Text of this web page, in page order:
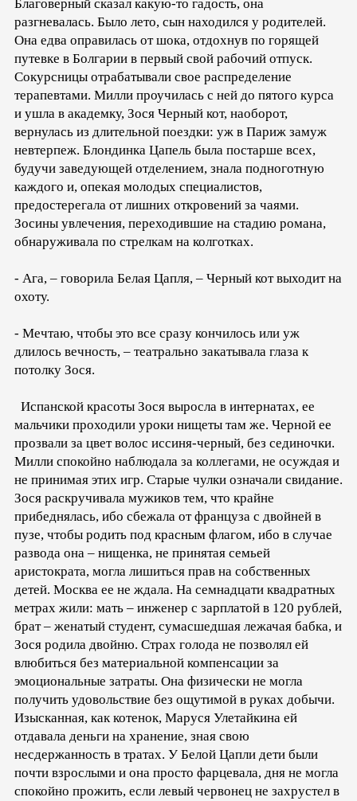
Благоверный сказал какую-то гадость, она
разгневалась. Было лето, сын находился у родителей.
Она едва оправилась от шока, отдохнув по горящей
путевке в Болгарии в первый свой рабочий отпуск.
Сокурсницы отрабатывали свое распределение
терапевтами. Милли проучилась с ней до пятого курса
и ушла в академку, Зося Черный кот, наоборот,
вернулась из длительной поездки: уж в Париж замуж
невтерпеж. Блондинка Цапель была постарше всех,
будучи заведующей отделением, знала подноготную
каждого и, опекая молодых специалистов,
предостерегала от лишних откровений за чаями.
Зосины увлечения, переходившие на стадию романа,
обнаруживала по стрелкам на колготках.
- Ага, – говорила Белая Цапля, – Черный кот выходит на
охоту.
- Мечтаю, чтобы это все сразу кончилось или уж
длилось вечность, – театрально закатывала глаза к
потолку Зося.
Испанской красоты Зося выросла в интернатах, ее
мальчики проходили уроки нищеты там же. Черной ее
прозвали за цвет волос иссиня-черный, без сединочки.
Милли спокойно наблюдала за коллегами, не осуждая и
не принимая этих игр. Старые чулки означали свидание.
Зося раскручивала мужиков тем, что крайне
прибеднялась, ибо сбежала от француза с двойней в
пузе, чтобы родить под красным флагом, ибо в случае
развода она – нищенка, не принятая семьей
аристократа, могла лишиться прав на собственных
детей. Москва ее не ждала. На семнадцати квадратных
метрах жили: мать – инженер с зарплатой в 120 рублей,
брат – женатый студент, сумасшедшая лежачая бабка, и
Зося родила двойню. Страх голода не позволял ей
влюбиться без материальной компенсации за
эмоциональные затраты. Она физически не могла
получить удовольствие без ощутимой в руках добычи.
Изысканная, как котенок, Маруся Улетайкина ей
отдавала деньги на хранение, зная свою
несдержанность в тратах. У Белой Цапли дети были
почти взрослыми и она просто фарцевала, дня не могла
спокойно прожить, если левый червонец не захрустел в